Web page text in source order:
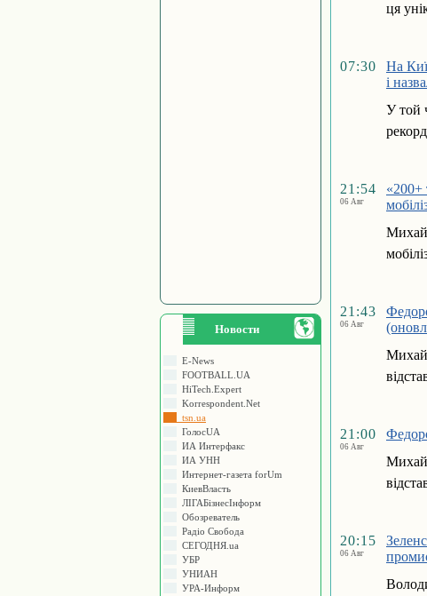
Новости
E-News
FOOTBALL.UA
HiTech.Expert
Korrespondent.Net
tsn.ua
ГолосUA
ИА Интерфакс
ИА УНН
Интернет-газета forUm
КиевВласть
ЛIГАБiзнесIнформ
Обозреватель
Радіо Свобода
СЕГОДНЯ.ua
УБР
УНИАН
УРА-Информ
ця
07:30
На
і
У той
21:54
06 Авг
«200+
21:43
06 Авг
21:00
06 Авг
20:15
06 Авг